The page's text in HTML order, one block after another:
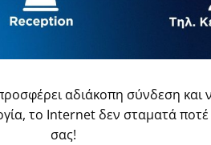
αδιάκοπη σύνδεση και
το Internetδεν σταματά ποτέ
σας!